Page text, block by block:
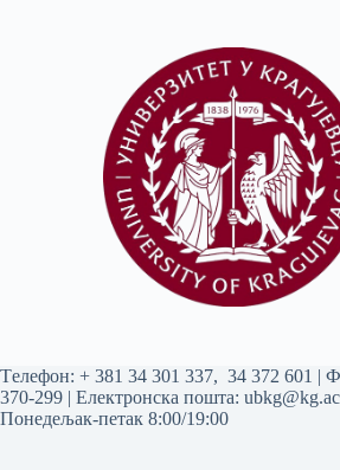
Tелефон: + 381 34 301 337, 34 372 601 |
370-299 | Електронска пошта:
Понедељак-петак 8:00/19:00